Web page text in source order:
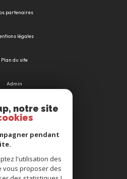
partenaires
légales
Plan du site
Admin
honoraires
Cookies
notre site
pendant
l'utilisation des
vous proposer des